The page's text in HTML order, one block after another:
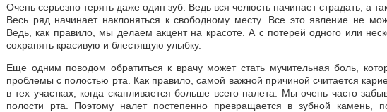
Очень серьезно терять даже один зуб. Ведь вся челюсть начинает страдать, а
Весь ряд начинает наклоняться к свободному месту. Все это явление не
Ведь, как правило, мы делаем акцент на красоте. А с потерей одного или
сохранять красивую и блестящую улыбку.
Еще одним поводом обратиться к врачу может стать мучительная боль,
проблемы с полостью рта. Как правило, самой важной причиной считается
в тех участках, когда скапливается больше всего налета. Мы очень часто
полости рта. Поэтому налет постепенно превращается в зубной камень,